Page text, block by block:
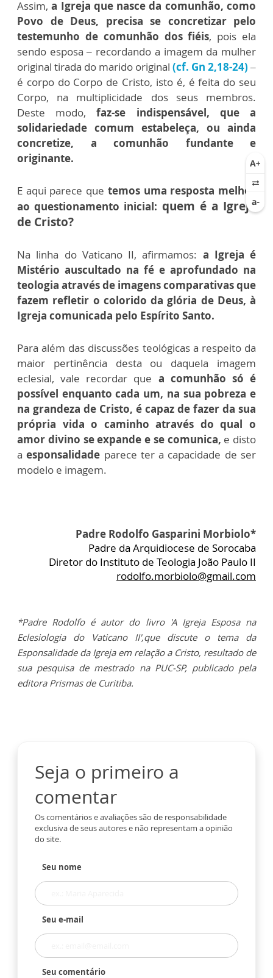
Assim, a Igreja que nasce da comunhão, como
Povo de Deus, precisa se concretizar pelo
testemunho de comunhão dos fiéis, pois ela
sendo esposa – recordando a imagem da mulher
original tirada do marido original (cf. Gn 2,18-24) –
é corpo do Corpo de Cristo, isto é, é feita do seu
Corpo, na multiplicidade dos seus membros.
Deste modo, faz-se indispensável, que a
solidariedade comum estabeleça, ou ainda
concretize, a comunhão fundante e
originante.
E aqui parece que temos uma resposta melhor
ao questionamento inicial: quem é a Igreja
de Cristo?
Na linha do Vaticano II, afirmamos: a Igreja é
Mistério auscultado na fé e aprofundado na
teologia através de imagens comparativas que
fazem refletir o colorido da glória de Deus, à
Igreja comunicada pelo Espírito Santo.
Para além das discussões teológicas a respeito da
maior pertinência desta ou daquela imagem
eclesial, vale recordar que a comunhão só é
possível enquanto cada um, na sua pobreza e
na grandeza de Cristo, é capaz de fazer da sua
própria vida o caminho através do qual o
amor divino se expande e se comunica, e disto
a esponsalidade parece ter a capacidade de ser
modelo e imagem.
Padre Rodolfo Gasparini Morbiolo*
Padre da Arquidiocese de Sorocaba
Diretor do Instituto de Teologia João Paulo II
rodolfo.morbiolo@gmail.com
*Padre Rodolfo é autor do livro 'A Igreja Esposa na
Eclesiologia do Vaticano II',que discute o tema da
‪Esponsalidade da ‪‎Igreja em relação a Cristo, resultado de
sua pesquisa de ‪mestrado na PUC-SP, publicado pela
editora Prismas de Curitiba.
Seja o primeiro a
comentar
Os comentários e avaliações são de responsabilidade
exclusiva de seus autores e não representam a opinião
do site.
Seu nome
Seu e-mail
Seu comentário